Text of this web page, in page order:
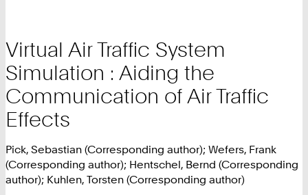
Virtual Air Traffic System
Simulation : Aiding the
Communication of Air Traffic
Effects
Pick, Sebastian (Corresponding author); Wefers, Frank
(Corresponding author); Hentschel, Bernd (Corresponding
author); Kuhlen, Torsten (Corresponding author)